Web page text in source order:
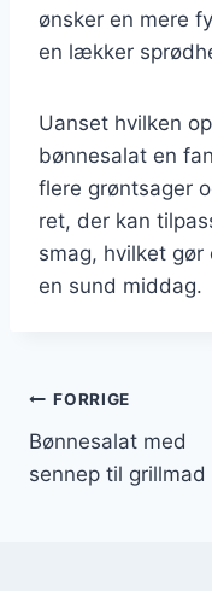
ønsker en mere
en lækker
Uanset hvilken
bønnesalat en
flere grøntsager
ret, der kan
smag, hvilket
en sund middag.
FORRIGE
Bønnesalat med
sennep til grillmad